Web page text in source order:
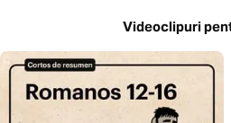
Videoclipuri